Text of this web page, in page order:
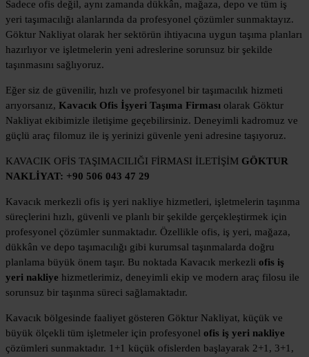
Sadece ofis değil, aynı zamanda dükkân, mağaza, depo ve tüm iş
yeri taşımacılığı alanlarında da profesyonel çözümler sunmaktayız.
Göktur Nakliyat olarak her sektörün ihtiyacına uygun taşıma planları
hazırlıyor ve işletmelerin yeni adreslerine sorunsuz bir şekilde
taşınmasını sağlıyoruz.
Eğer siz de güvenilir, hızlı ve profesyonel bir taşımacılık hizmeti
arıyorsanız, Kavacık Ofis İşyeri Taşıma Firması olarak Göktur
Nakliyat ekibimizle iletişime geçebilirsiniz. Deneyimli kadromuz ve
güçlü araç filomuz ile iş yerinizi güvenle yeni adresine taşıyoruz.
KAVACIK OFİS TAŞIMACILIĞI FİRMASI İLETİŞİM GÖKTUR
NAKLİYAT: +90 506 043 47 29
Kavacık merkezli ofis iş yeri nakliye hizmetleri, işletmelerin taşınma
süreçlerini hızlı, güvenli ve planlı bir şekilde gerçekleştirmek için
profesyonel çözümler sunmaktadır. Özellikle ofis, iş yeri, mağaza,
dükkân ve depo taşımacılığı gibi kurumsal taşınmalarda doğru
planlama büyük önem taşır. Bu noktada Kavacık merkezli ofis iş
yeri nakliye hizmetlerimiz, deneyimli ekip ve modern araç filosu ile
sorunsuz bir taşınma süreci sağlamaktadır.
Kavacık bölgesinde faaliyet gösteren Göktur Nakliyat, küçük ve
büyük ölçekli tüm işletmeler için profesyonel ofis iş yeri nakliye
çözümleri sunmaktadır. 1+1 küçük ofislerden başlayarak 2+1, 3+1,